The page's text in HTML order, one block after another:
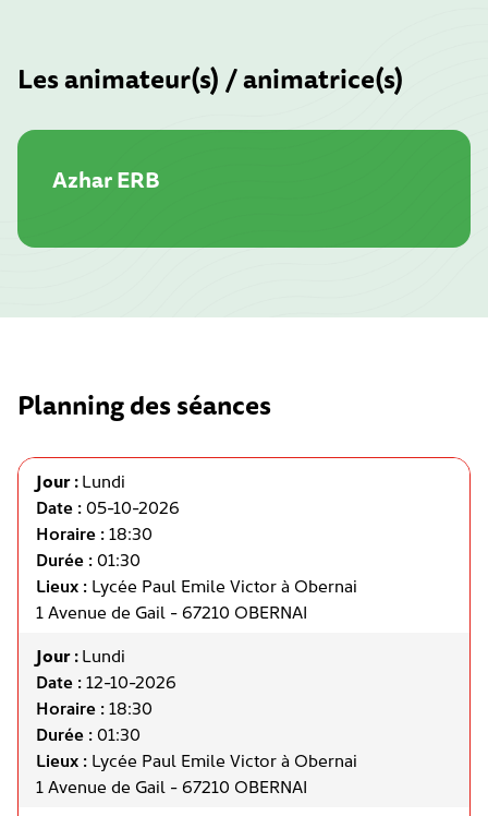
Les animateur(s) / animatrice(s)
Azhar ERB
Planning des séances
Jour :Lundi
Date :05-10-2026
Horaire :18:30
Durée :01:30
Lieux : Lycée Paul Emile Victor à Obernai
1 Avenue de Gail - 67210 OBERNAI
Jour :Lundi
Date :12-10-2026
Horaire :18:30
Durée :01:30
Lieux : Lycée Paul Emile Victor à Obernai
1 Avenue de Gail - 67210 OBERNAI